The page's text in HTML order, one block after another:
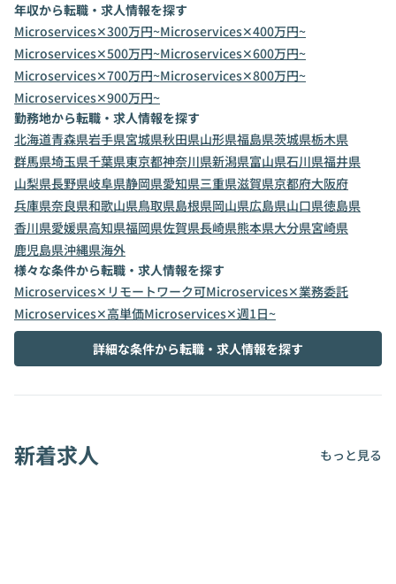
年収から転職・求人情報を探す
Microservices✕300万円~Microservices✕400万円~
Microservices✕500万円~Microservices✕600万円~
Microservices✕700万円~Microservices✕800万円~
Microservices✕900万円~
勤務地から転職・求人情報を探す
北海道青森県岩手県宮城県秋田県山形県福島県茨城県栃木県
群馬県埼玉県千葉県東京都神奈川県新潟県富山県石川県福井県
山梨県長野県岐阜県静岡県愛知県三重県滋賀県京都府大阪府
兵庫県奈良県和歌山県鳥取県島根県岡山県広島県山口県徳島県
香川県愛媛県高知県福岡県佐賀県長崎県熊本県大分県宮崎県
鹿児島県沖縄県海外
様々な条件から転職・求人情報を探す
Microservices✕リモートワーク可Microservices✕業務委託
Microservices✕高単価Microservices✕週1日~
詳細な条件から転職・求人情報を探す
新着求人 もっと見る